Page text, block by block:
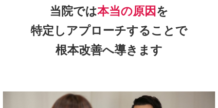
当院では本当の原因 を
特定しアプローチすることで
根本改善へ導きます